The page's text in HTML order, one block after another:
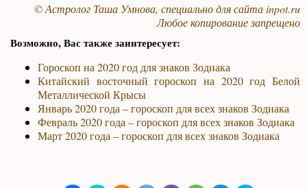
© Астролог Таша Умнова, специально для сайтаinpot.ru
Любое копирование запрещено
Возможно, Вас также заинтересует:
Гороскоп на 2020 год для знаков Зодиака
Китайский восточный гороскоп на 2020 год Белой
Металлической Крысы
Январь 2020 года – гороскоп для всех знаков Зодиака
Февраль 2020 года – гороскоп для всех знаков Зодиака
Март 2020 года – гороскоп для всех знаков Зодиака